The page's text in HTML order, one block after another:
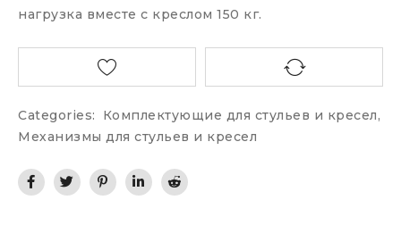
нагрузка вместе с креслом 150 кг.
Categories: Комплектующие для стульев и кресел,
Механизмы для стульев и кресел